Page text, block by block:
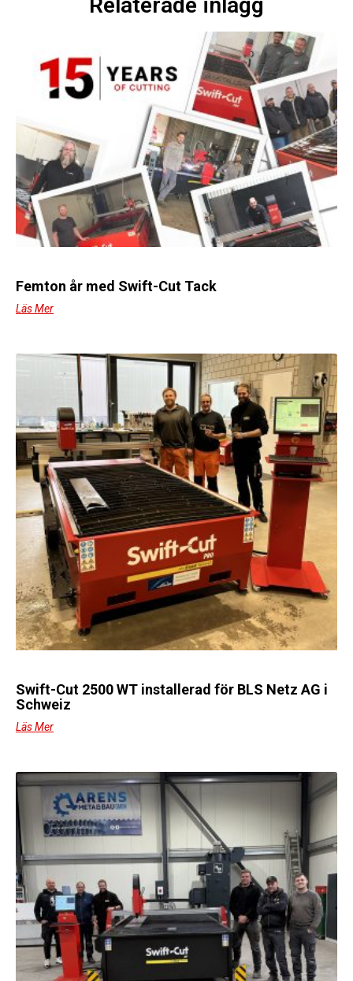
Femton år med Swift-Cut Tack
Läs Mer
Swift-Cut 2500 WT installerad för BLS Netz AG i
Schweiz
Läs Mer